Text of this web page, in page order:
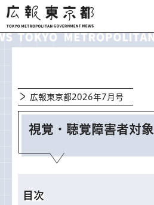
広報東京都
広報東京都2026年7月号
視覚・聴覚障害者対
目次